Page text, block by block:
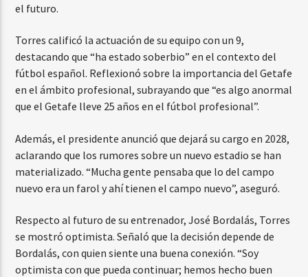
el futuro.
Torres calificó la actuación de su equipo con un 9,
destacando que “ha estado soberbio” en el contexto del
fútbol español. Reflexionó sobre la importancia del Getafe
en el ámbito profesional, subrayando que “es algo anormal
que el Getafe lleve 25 años en el fútbol profesional”.
Además, el presidente anunció que dejará su cargo en 2028,
aclarando que los rumores sobre un nuevo estadio se han
materializado. “Mucha gente pensaba que lo del campo
nuevo era un farol y ahí tienen el campo nuevo”, aseguró.
Respecto al futuro de su entrenador, José Bordalás, Torres
se mostró optimista. Señaló que la decisión depende de
Bordalás, con quien siente una buena conexión. “Soy
optimista con que pueda continuar; hemos hecho buen